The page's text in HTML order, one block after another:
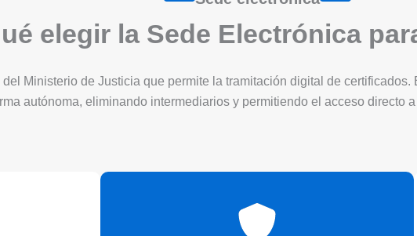
elegir la Sede Electrónica
Ministerio de Justicia que permite la tramitación digital de
autónoma, eliminando intermediarios y permitiendo el acceso directo